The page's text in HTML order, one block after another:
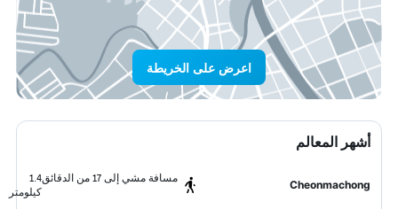
اعرض على الخريطة
أشهر المعالم
Cheonmachong
مسافة مشي إلى 17 من الدقائق
1.4
كيلومتر